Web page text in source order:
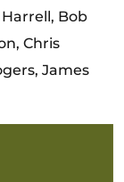
Bob
Chris
James